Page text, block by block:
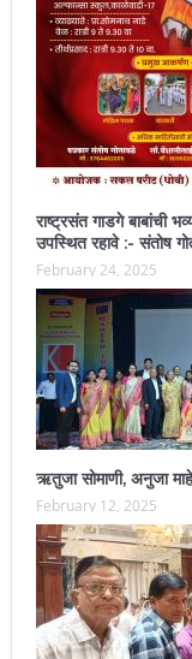
राष्ट्रसंत गाडगे बाबांची
उपस्थित रहावे :- संतोष
February 24, 2025
ऋतुजा सोमाणी, अनुजा
February 12, 2025